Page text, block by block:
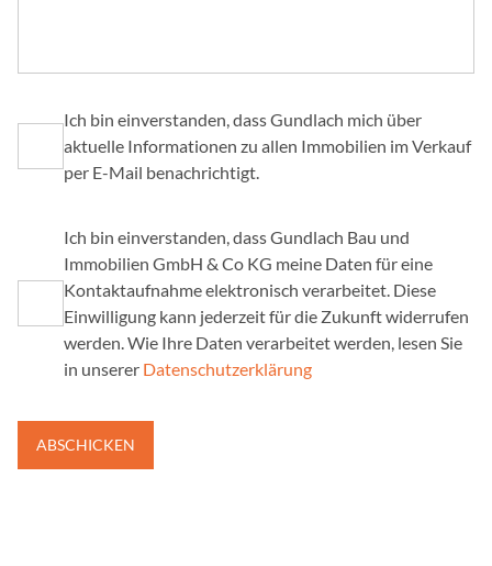
Ich bin einverstanden, dass Gundlach mich über
aktuelle Informationen zu allen Immobilien im Verkauf
per E-Mail benachrichtigt.
Ich bin einverstanden, dass Gundlach Bau und
Immobilien GmbH & Co KG meine Daten für eine
Kontaktaufnahme elektronisch verarbeitet. Diese
Einwilligung kann jederzeit für die Zukunft widerrufen
werden. Wie Ihre Daten verarbeitet werden, lesen Sie
in unserer Datenschutzerklärung